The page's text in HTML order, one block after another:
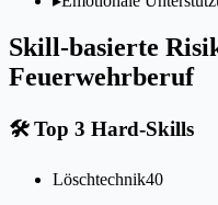
Skill-basierte
Feuerwehrberuf
🛠Top 3 Hard-Skills
Löschtechnik40